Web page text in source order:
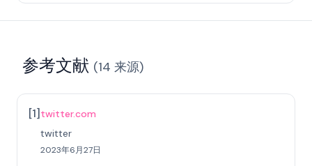
参考文献 (14 来源)
[1] twitter.com
twitter
2023年6月27日